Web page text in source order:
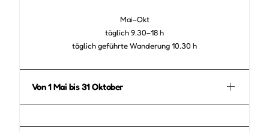
Mai–Okt
täglich 9.30–18 h
täglich geführte Wanderung 10.30 h
Von 1 Mai bis 31 Oktober